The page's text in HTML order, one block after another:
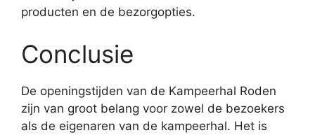
producten en de bezorgopties.
Conclusie
De openingstijden van de Kampeerhal Roden
zijn van groot belang voor zowel de bezoekers
als de eigenaren van de kampeerhal. Het is